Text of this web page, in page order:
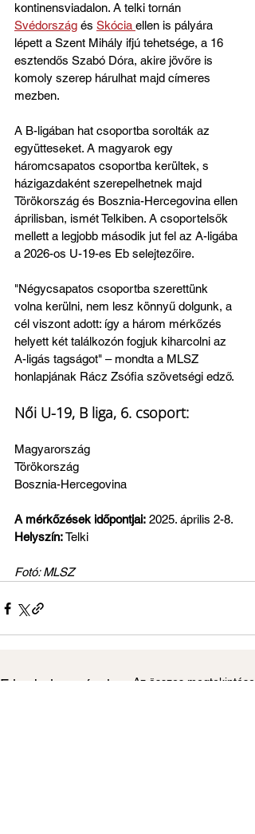
kontinensviadalon. A telki tornán
Svédország és Skócia ellen is pályára
lépett a Szent Mihály ifjú tehetsége, a 16
esztendős Szabó Dóra, akire jövőre is
komoly szerep hárulhat majd címeres
mezben.
A B-ligában hat csoportba sorolták az
együtteseket. A magyarok egy
háromcsapatos csoportba kerültek, s
házigazdaként szerepelhetnek majd
Törökország és Bosznia-Hercegovina ellen
áprilisban, ismét Telkiben. A csoportelsők
mellett a legjobb második jut fel az A-ligába
a 2026-os U-19-es Eb selejtezőire.
"Négycsapatos csoportba szerettünk
volna kerülni, nem lesz könnyű dolgunk, a
cél viszont adott: így a három mérkőzés
helyett két találkozón fogjuk kiharcolni az
A-ligás tagságot" – mondta a MLSZ
honlapjának Rácz Zsófia szövetségi edző.
Női U-19, B liga, 6. csoport:
Magyarország
Törökország
Bosznia-Hercegovina
A mérkőzések időpontjai: 2025. április 2-8.
Helyszín: Telki
Fotó: MLSZ
Friss bejegyzések Az összes megtekintése